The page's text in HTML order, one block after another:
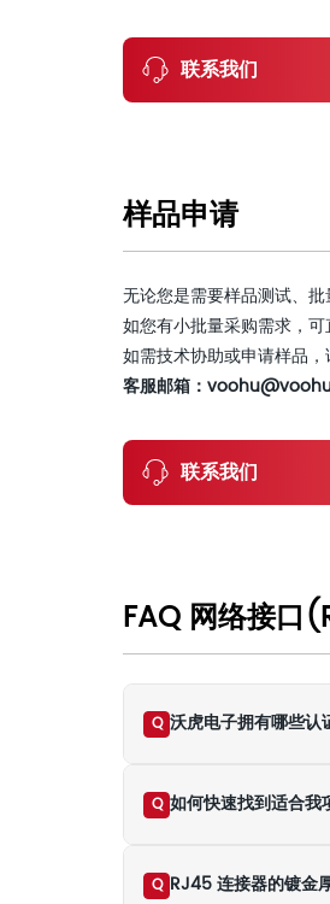
联系我们
样品申请
无论您是需要样品测试、
如您有小批量采购需求，
如需技术协助或申请样品，
客服邮箱：
联系我们
FAQ 网络接口
Q 沃虎电子拥有哪些认
Q 如何快速找到适合我
Q RJ45 连接器的镀金